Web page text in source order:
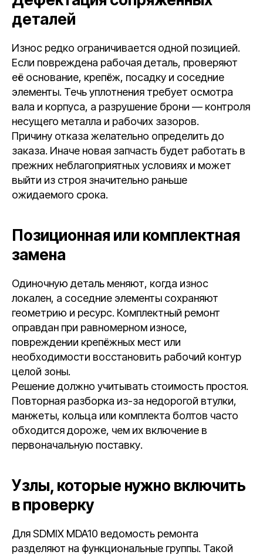
деталей
Износ редко ограничивается одной позицией.
Если повреждена рабочая деталь, проверяют
её основание, крепёж, посадку и соседние
элементы. Течь уплотнения требует осмотра
вала и корпуса, а разрушение брони — контроля
несущего металла и рабочих зазоров.
Причину отказа желательно определить до
заказа. Иначе новая запчасть будет работать в
прежних неблагоприятных условиях и может
выйти из строя значительно раньше
ожидаемого срока.
Позиционная или комплектная
замена
Одиночную деталь меняют, когда износ
локален, а соседние элементы сохраняют
геометрию и ресурс. Комплектный ремонт
оправдан при равномерном износе,
повреждении крепёжных мест или
необходимости восстановить рабочий контур
целой зоны.
Решение должно учитывать стоимость простоя.
Повторная разборка из-за недорогой втулки,
манжеты, кольца или комплекта болтов часто
обходится дороже, чем их включение в
первоначальную поставку.
Узлы, которые нужно включить
в проверку
Для SDMIX MDA10 ведомость ремонта
разделяют на функциональные группы. Такой